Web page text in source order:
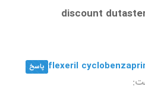
discount
get flexeril
پاسخ